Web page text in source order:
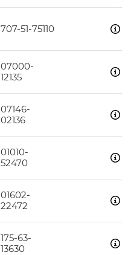
707-51-75110
07000-
12135
07146-
02136
01010-
52470
01602-
22472
175-63-
13630